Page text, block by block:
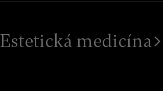
Estetická medicína